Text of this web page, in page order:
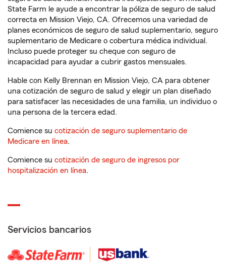
State Farm le ayude a encontrar la póliza de seguro de salud
correcta en Mission Viejo, CA. Ofrecemos una variedad de
planes económicos de seguro de salud suplementario, seguro
suplementario de Medicare o cobertura médica individual.
Incluso puede proteger su cheque con seguro de
incapacidad para ayudar a cubrir gastos mensuales.
Hable con Kelly Brennan en Mission Viejo, CA para obtener
una cotización de seguro de salud y elegir un plan diseñado
para satisfacer las necesidades de una familia, un individuo o
una persona de la tercera edad.
Comience su cotización de seguro suplementario de
Medicare en línea.
Comience su cotización de seguro de ingresos por
hospitalización en línea.
Servicios bancarios